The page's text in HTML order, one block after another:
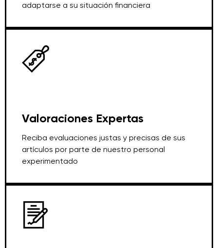
adaptarse a su situación financiera
Valoraciones Expertas
Reciba evaluaciones justas y precisas de sus
artículos por parte de nuestro personal
experimentado